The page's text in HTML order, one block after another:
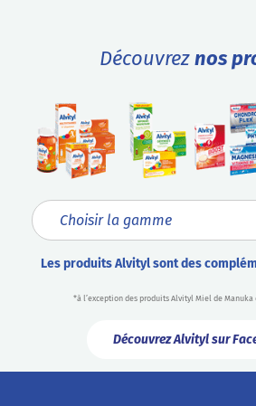
Découvreznos
Les produits Alvityl sont des
*à l’exception des produits Alvityl Miel de
Découvrez Alvityl sur